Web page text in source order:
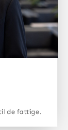
de fattige.